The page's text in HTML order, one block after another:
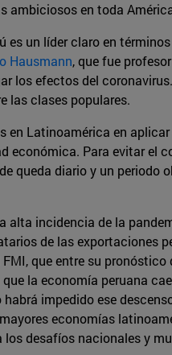
ambiciosos en toda
es un líder claro en
Hausmann, que fue
los efectos del
las clases populares.
en Latinoamérica en
económica. Para evitar el
queda diario y un periodo
alta incidencia de la
de las exportaciones
que entre su
que la economía peruana
impedido ese
economías
desafíos nacionales y